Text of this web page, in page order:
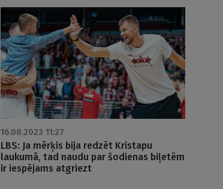
16.08.2023 11:27
LBS: Ja mērķis bija redzēt Kristapu
laukumā, tad naudu par šodienas biļetēm
ir iespējams atgriezt